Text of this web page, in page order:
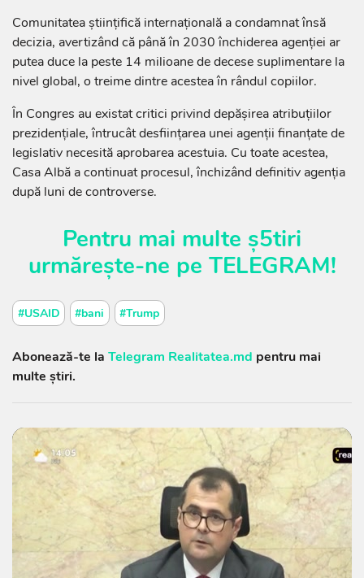
Comunitatea științifică internațională a condamnat însă
decizia, avertizând că până în 2030 închiderea agenției ar
putea duce la peste 14 milioane de decese suplimentare la
nivel global, o treime dintre acestea în rândul copiilor.
În Congres au existat critici privind depășirea atribuțiilor
prezidențiale, întrucât desființarea unei agenții finanțate de
legislativ necesită aprobarea acestuia. Cu toate acestea,
Casa Albă a continuat procesul, închizând definitiv agenția
după luni de controverse.
Pentru mai multe ș5tiri
urmărește-ne pe TELEGRAM!
#USAID #bani #Trump
Abonează-te la Telegram Realitatea.md pentru mai
multe știri.